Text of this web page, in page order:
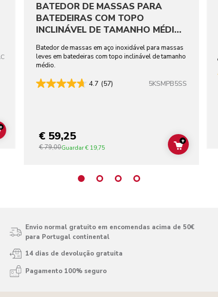
ADD TO CART
BATEDOR DE MASSAS PARA
BATEDEIRAS COM TOPO
INCLINÁVEL DE TAMANHO MÉDIO
Batedor de massas em aço inoxidável para massas
leves em batedeiras com topo inclinável de tamanho
médio.
4.7 (57) 5KSMPB5SS
€ 59,25
€ 79,00Guardar€ 19,75 ADD TO
+
Envio normal gratuito em encomendas acima de 50€
para Portugal continental
14 dias de devolução gratuita
Pagamento 100% seguro